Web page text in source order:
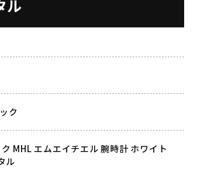
ル
ク
MHL エムエイチエル 腕時計 ホワイト
ル